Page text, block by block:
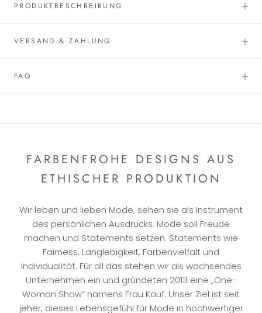
PRODUKTBESCHREIBUNG
VERSAND & ZAHLUNG
FAQ
FARBENFROHE DESIGNS AUS
ETHISCHER PRODUKTION
Wir leben und lieben Mode, sehen sie als Instrument
des persönlichen Ausdrucks. Mode soll Freude
machen und Statements setzen. Statements wie
Fairness, Langlebigkeit, Farbenvielfalt und
Individualität. Für all das stehen wir als wachsendes
Unternehmen ein und gründeten 2013 eine „One-
Woman Show“ namens Frau Kauf. Unser Ziel ist seit
jeher, dieses Lebensgefühl für Mode in hochwertiger